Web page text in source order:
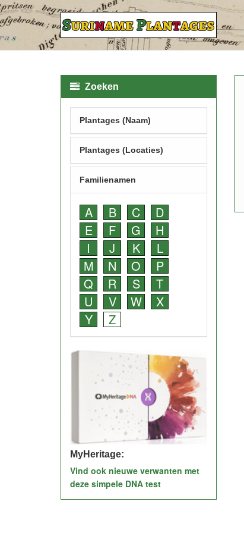
Zoeken
Plantages (Naam)
Plantages (Locaties)
Familienamen
A B C
D
E
F G
H
I
J K
L
M
N O
P
Q
R S
T
U
V W
X
Y
Z
MyHeritage:
Vind ook nieuwe verwanten met
deze simpele DNA test